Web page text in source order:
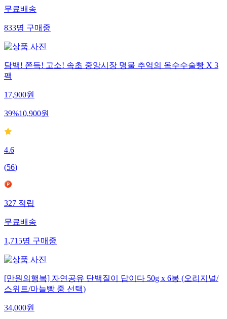
무료배송
833명구매중
담백! 쫀득! 고소! 속초 중앙시장 명물 추억의 옥수수술빵 X 3
팩
17,900원
39%10,900원
4.6
(56)
327적립
무료배송
1,715명구매중
[만원의행복] 자연공유 단백질이 답이다 50g x 6봉 (오리지널/
스위트/마늘빵 중 선택)
34,000원